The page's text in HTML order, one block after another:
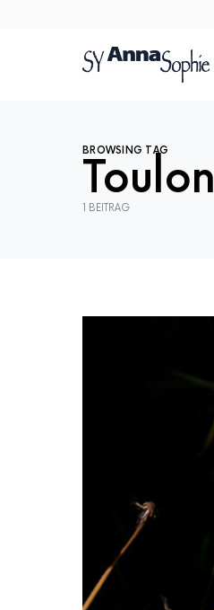
BROWSING TAG
Toulon
1 BEITRAG